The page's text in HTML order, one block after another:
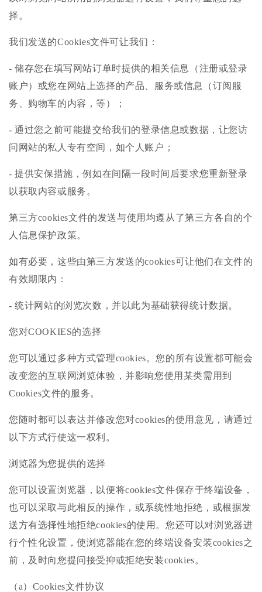
择。
我们发送的Cookies文件可让我们：
- 储存您在填写网站订单时提供的相关信息（注册或登录
账户）或您在网站上选择的产品、服务或信息（订阅服
务、购物车的内容，等）；
- 通过您之前可能提交给我们的登录信息或数据，让您访
问网站的私人专有空间，如个人账户；
- 提供安保措施，例如在间隔一段时间后要求您重新登录
以获取内容或服务。
第三方cookies文件的发送与使用均遵从了第三方各自的个
人信息保护政策。
如有必要，这些由第三方发送的cookies可让他们在文件的
有效期限内：
- 统计网站的浏览次数，并以此为基础获得统计数据。
您对COOKIES的选择
您可以通过多种方式管理cookies。您的所有设置都可能会
改变您的互联网浏览体验，并影响您使用某类需用到
Cookies文件的服务。
您随时都可以表达并修改您对cookies的使用意见，请通过
以下方式行使这一权利。
浏览器为您提供的选择
您可以设置浏览器，以便将cookies文件保存于终端设备，
也可以采取与此相反的操作，或系统性地拒绝，或根据发
送方有选择性地拒绝cookies的使用。您还可以对浏览器进
行个性化设置，使浏览器能在您的终端设备安装cookies之
前，及时向您提问接受抑或拒绝安装cookies。
（a）Cookies文件协议